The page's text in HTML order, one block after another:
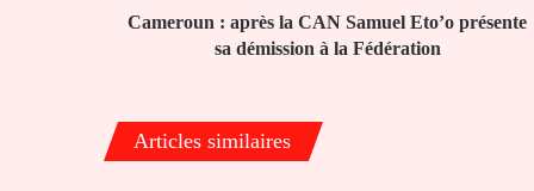
démission
Cameroun : après la CAN Samuel Eto’o présente
sa démission à la Fédération
Articles similaires